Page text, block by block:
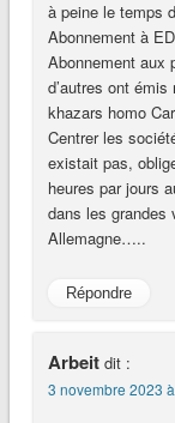
à peine le temps
Abonnement à
Abonnement aux
d’autres ont
khazars homo
Centrer les
existait pas,
heures par jours
dans les grandes
Allemagne…..
Répondre
Arbeit dit :
3 novembre 2023